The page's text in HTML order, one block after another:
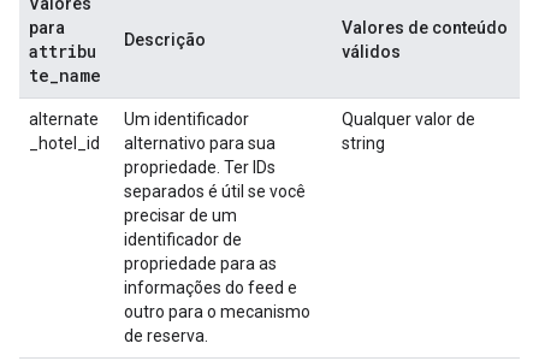
para
attribu
te name
Descrição
Valores de conteúdo
válidos
alternate
_hotel_id
Um identificador
alternativo para sua
propriedade. Ter IDs
separados é útil se você
precisar de um
identificador de
propriedade para as
informações do feed e
outro para o mecanismo
de reserva.
Qualquer valor de
string